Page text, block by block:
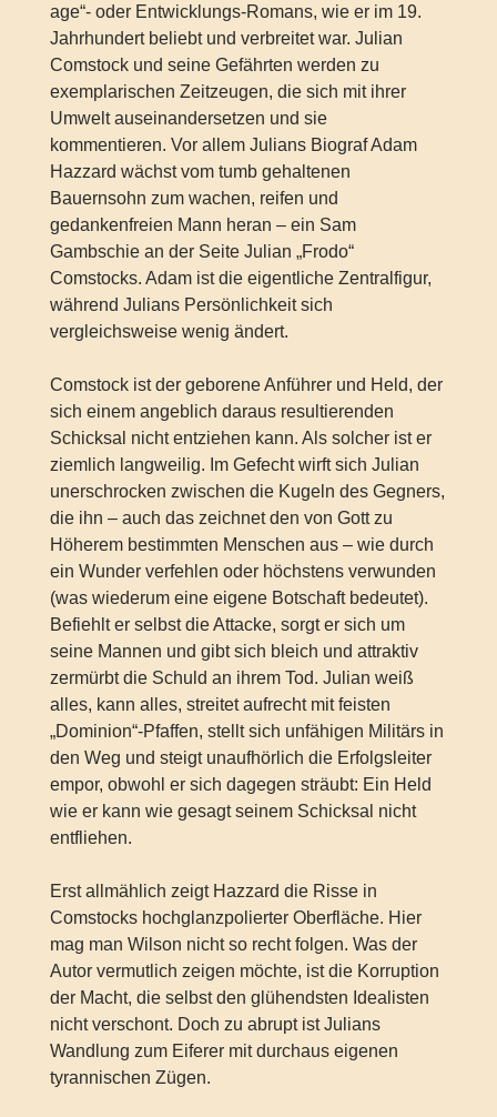
age“- oder Entwicklungs-Romans, wie er im 19.
Jahrhundert beliebt und verbreitet war. Julian
Comstock und seine Gefährten werden zu
exemplarischen Zeitzeugen, die sich mit ihrer
Umwelt auseinandersetzen und sie
kommentieren. Vor allem Julians Biograf Adam
Hazzard wächst vom tumb gehaltenen
Bauernsohn zum wachen, reifen und
gedankenfreien Mann heran – ein Sam
Gambschie an der Seite Julian „Frodo“
Comstocks. Adam ist die eigentliche Zentralfigur,
während Julians Persönlichkeit sich
vergleichsweise wenig ändert.
Comstock ist der geborene Anführer und Held, der
sich einem angeblich daraus resultierenden
Schicksal nicht entziehen kann. Als solcher ist er
ziemlich langweilig. Im Gefecht wirft sich Julian
unerschrocken zwischen die Kugeln des Gegners,
die ihn – auch das zeichnet den von Gott zu
Höherem bestimmten Menschen aus – wie durch
ein Wunder verfehlen oder höchstens verwunden
(was wiederum eine eigene Botschaft bedeutet).
Befiehlt er selbst die Attacke, sorgt er sich um
seine Mannen und gibt sich bleich und attraktiv
zermürbt die Schuld an ihrem Tod. Julian weiß
alles, kann alles, streitet aufrecht mit feisten
„Dominion“-Pfaffen, stellt sich unfähigen Militärs in
den Weg und steigt unaufhörlich die Erfolgsleiter
empor, obwohl er sich dagegen sträubt: Ein Held
wie er kann wie gesagt seinem Schicksal nicht
entfliehen.
Erst allmählich zeigt Hazzard die Risse in
Comstocks hochglanzpolierter Oberfläche. Hier
mag man Wilson nicht so recht folgen. Was der
Autor vermutlich zeigen möchte, ist die Korruption
der Macht, die selbst den glühendsten Idealisten
nicht verschont. Doch zu abrupt ist Julians
Wandlung zum Eiferer mit durchaus eigenen
tyrannischen Zügen.